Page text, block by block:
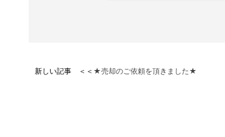
新しい記事 ＜＜ ★売却のご依頼を頂きました★